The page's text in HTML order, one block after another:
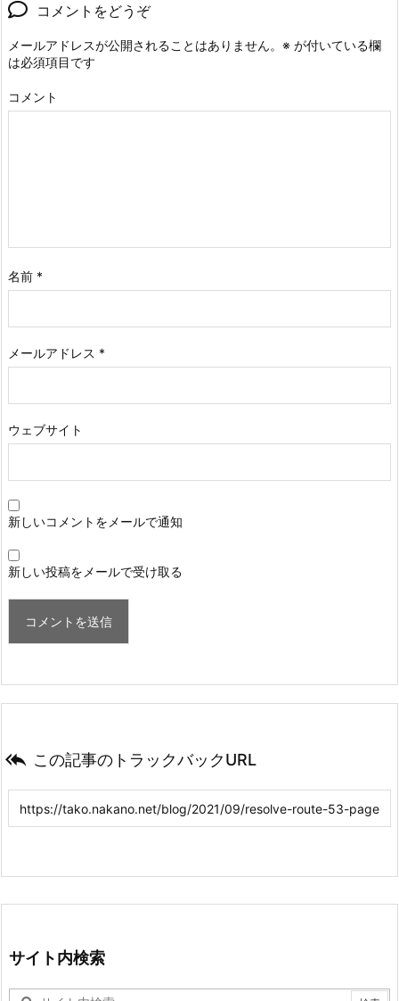
コメントをどうぞ
メールアドレスが公開されることはありません。 ※ が付いている欄
は必須項目です
コメント
名前 *
メールアドレス *
ウェブサイト
新しいコメントをメールで通知
新しい投稿をメールで受け取る
 この記事のトラックバックURL
サイト内検索